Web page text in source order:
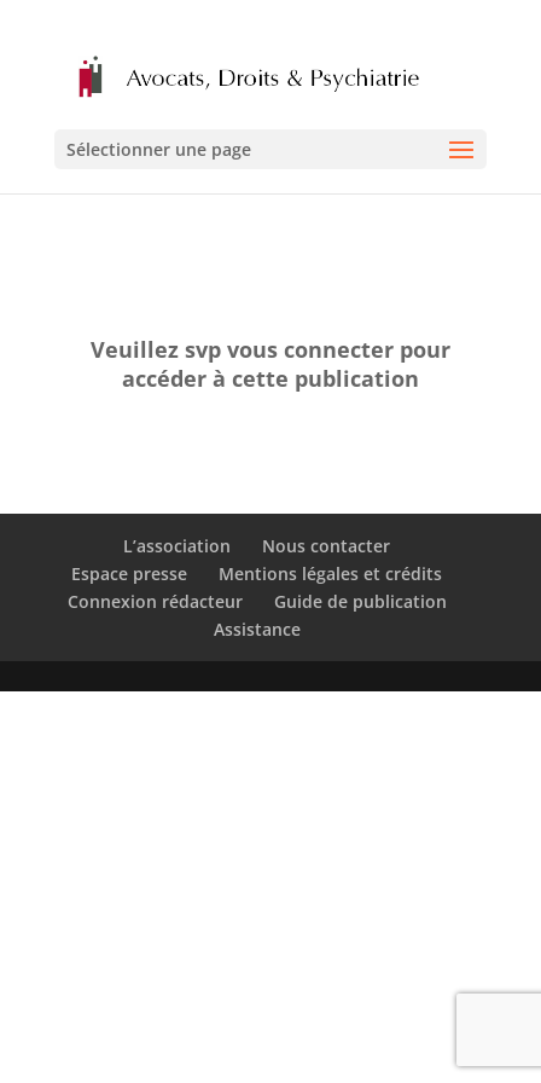
Sélectionner une page
Veuillez svp vous connecter pour
accéder à cette publication
L’association
Nous contacter
Espace presse
Mentions légales et crédits
Connexion rédacteur
Guide de publication
Assistance